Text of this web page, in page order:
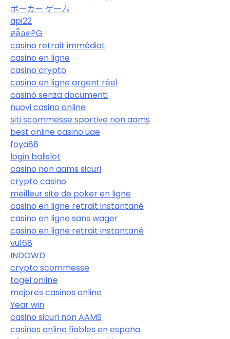
ポーカー ゲーム
api22
สล็อตPG
casino retrait immédiat
casino en ligne
casino crypto
casino en ligne argent réel
casinò senza documenti
nuovi casino online
siti scommesse sportive non aams
best online casino uae
foya88
login balislot
casino non aams sicuri
crypto casino
meilleur site de poker en ligne
casino en ligne retrait instantané
casino en ligne sans wager
casino en ligne retrait instantané
vu168
INDOWD
crypto scommesse
togel online
mejores casinos online
Year win
casino sicuri non AAMS
casinos online fiables en españa